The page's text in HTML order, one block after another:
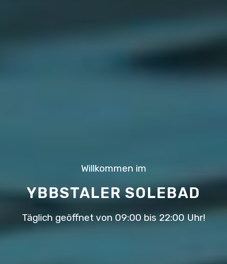
Willkommen im
YBBSTALER SOLEBAD
Täglich geöffnet von 09:00 bis 22:00 Uhr!